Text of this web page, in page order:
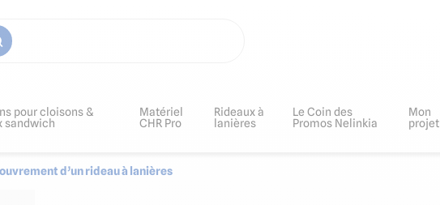
pour cloisons &
sandwich
Matériel
CHR Pro
Rideaux à
lanières
Le Coin des
Promos Nelinkia
Mon
projet
d’un rideau à lanières